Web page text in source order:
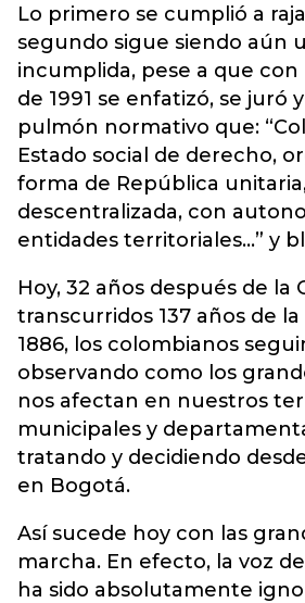
Lo primero se cumplió a
segundo sigue siendo aún
incumplida, pese a que
de 1991 se enfatizó, se juró
pulmón normativo que:
Estado social de derecho,
forma de República
descentralizada, con
entidades territoriales...” y
Hoy, 32 años después de la
transcurridos 137 años de
1886, los colombianos
observando como los
nos afectan en nuestros
municipales y
tratando y decidiendo
en Bogotá.
Así sucede hoy con las
marcha. En efecto, la voz
ha sido absolutamente